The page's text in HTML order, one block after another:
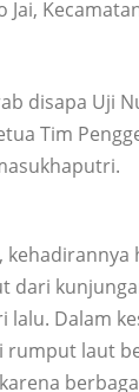
disapa Uji
Tim
kehadirannya
dari
lalu. Dalam
rumput laut